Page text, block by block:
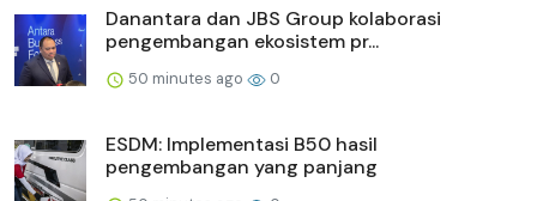
Danantara dan JBS Group kolaborasi
pengembangan ekosistem pr...
50 minutes ago 0
ESDM: Implementasi B50 hasil
pengembangan yang panjang